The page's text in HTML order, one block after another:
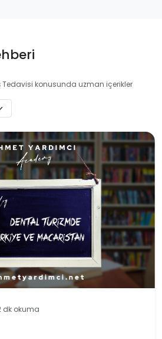
Tedavisi konusunda uzman içerikler
dk okuma